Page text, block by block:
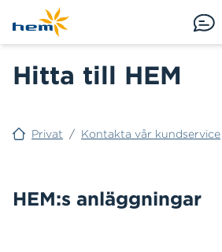
Hoppa till huvudinnehåll
Hitta till HEM
Privat / Kontakta vår kundservice
HEM:s anläggningar